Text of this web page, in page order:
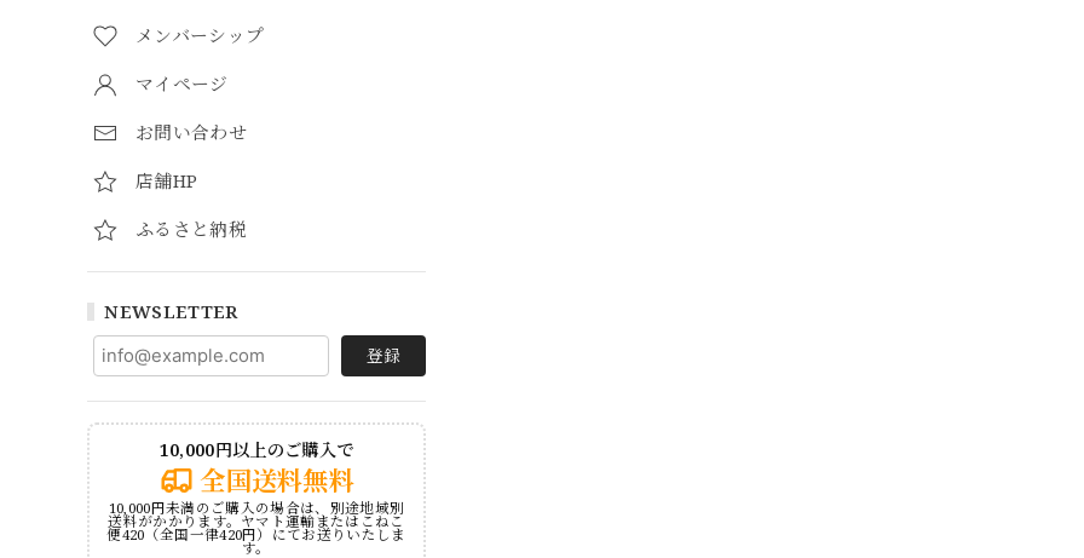
メンバーシップ
マイページ
お問い合わせ
店舗HP
ふるさと納税
NEWSLETTER
登録
10,000円以上のご購入で
全国送料無料
10,000円未満のご購入の場合は、別途地域別
送料がかかります。ヤマト運輸またはこねこ
便420（全国一律420円）にてお送りいたしま
す。